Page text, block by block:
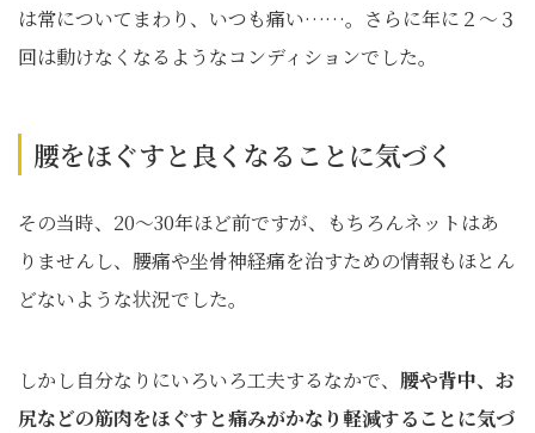
は常についてまわり、いつも痛い……。さらに年に２～３
回は動けなくなるようなコンディションでした。
腰をほぐすと良くなることに気づく
その当時、20～30年ほど前ですが、もちろんネットはあ
りませんし、腰痛や坐骨神経痛を治すための情報もほとん
どないような状況でした。
しかし自分なりにいろいろ工夫するなかで、 腰や背中、お
尻などの筋肉をほぐすと痛みがかなり軽減することに気づ